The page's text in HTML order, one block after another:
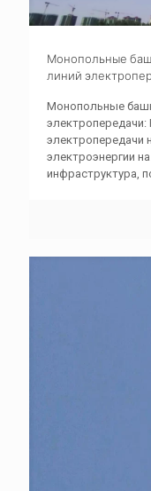
Монопольные
линий
Монопольные
электропередачи
электроэнергии
инфраструктура,